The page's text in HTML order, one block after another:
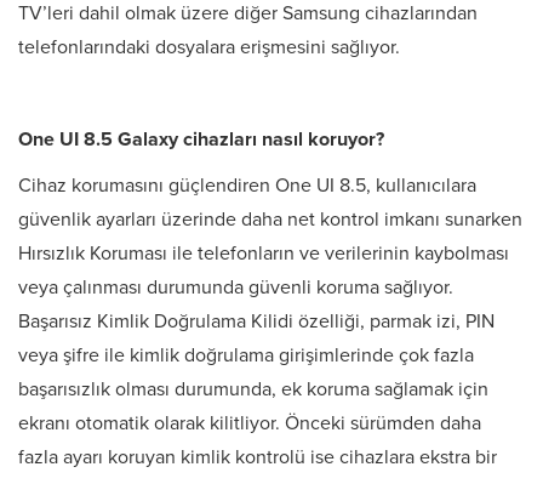
TV’leri dahil olmak üzere diğer Samsung cihazlarından
telefonlarındaki dosyalara erişmesini sağlıyor.
One UI 8.5 Galaxy cihazları nasıl koruyor?
Cihaz korumasını güçlendiren One UI 8.5, kullanıcılara
güvenlik ayarları üzerinde daha net kontrol imkanı sunarken
Hırsızlık Koruması ile telefonların ve verilerinin kaybolması
veya çalınması durumunda güvenli koruma sağlıyor.
Başarısız Kimlik Doğrulama Kilidi özelliği, parmak izi, PIN
veya şifre ile kimlik doğrulama girişimlerinde çok fazla
başarısızlık olması durumunda, ek koruma sağlamak için
ekranı otomatik olarak kilitliyor. Önceki sürümden daha
fazla ayarı koruyan kimlik kontrolü ise cihazlara ekstra bir